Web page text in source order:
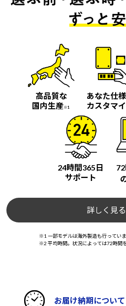
高品質な
国内生産※1
あなた仕
カスタマ
24時間365日
サポート
詳しく見る
※1 一部モデルは海外製造も行っていま
※2 平均時間。状況によっては72時間
お届け納期について